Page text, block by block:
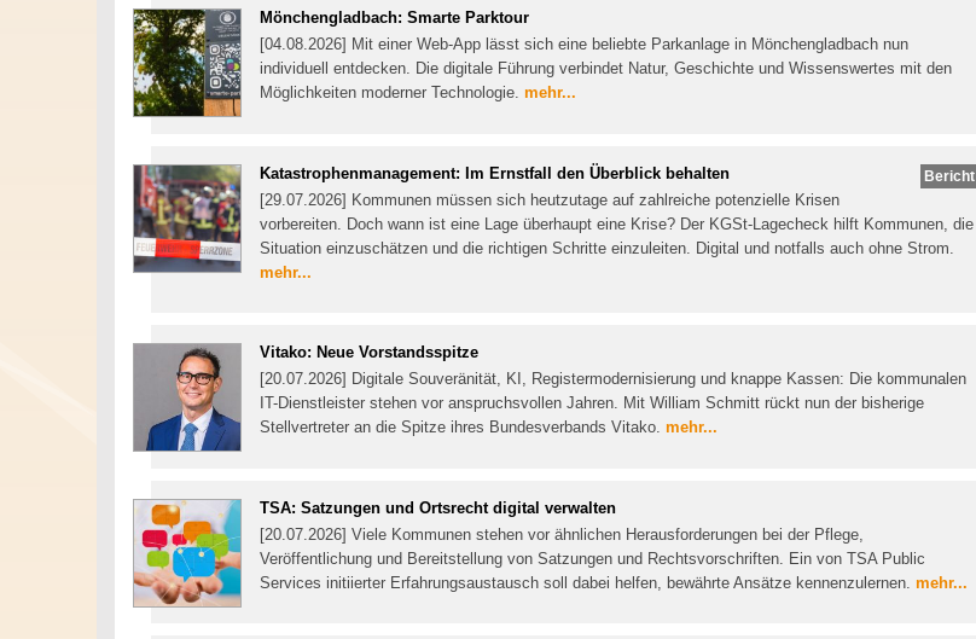
Mönchengladbach: Smarte Parktour
[04.08.2026] Mit einer Web-App lässt sich eine beliebte Parkanlage in Mönchengladbach nun
individuell entdecken. Die digitale Führung verbindet Natur, Geschichte und Wissenswertes mit den
Möglichkeiten moderner Technologie. mehr...
Bericht
Katastrophenmanagement: Im Ernstfall den Überblick behalten
[29.07.2026] Kommunen müssen sich heutzutage auf zahlreiche potenzielle Krisen
vorbereiten. Doch wann ist eine Lage überhaupt eine Krise? Der KGSt-Lagecheck hilft Kommunen, die
Situation einzuschätzen und die richtigen Schritte einzuleiten. Digital und notfalls auch ohne Strom.
mehr...
Vitako: Neue Vorstandsspitze
[20.07.2026] Digitale Souveränität, KI, Registermodernisierung und knappe Kassen: Die kommunalen
IT-Dienstleister stehen vor anspruchsvollen Jahren. Mit William Schmitt rückt nun der bisherige
Stellvertreter an die Spitze ihres Bundesverbands Vitako. mehr...
TSA: Satzungen und Ortsrecht digital verwalten
[20.07.2026] Viele Kommunen stehen vor ähnlichen Herausforderungen bei der Pflege,
Veröffentlichung und Bereitstellung von Satzungen und Rechtsvorschriften. Ein von TSA Public
Services initiierter Erfahrungsaustausch soll dabei helfen, bewährte Ansätze kennenzulernen. mehr...